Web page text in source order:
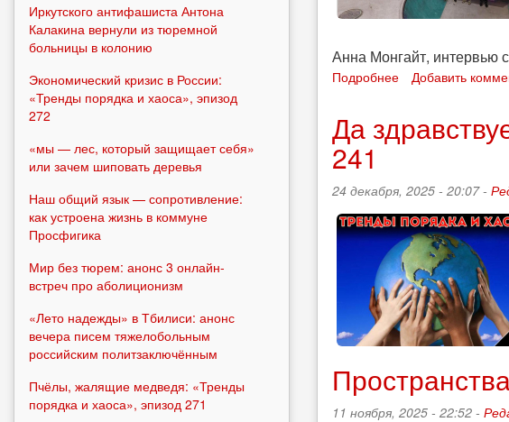
Анна Монгайт,
Подробнее
в
Европе:
Петров-
старший
о
презентациях
своей
книги
о
сыне
Добавить
Да
241
24 декабря, 2025 - 20:07 -
11 ноября, 2025 - 22:52 -
Иркутского антифашиста Антона
Калакина вернули из тюремной
больницы в колонию
Экономический кризис в России:
«Тренды порядка и хаоса», эпизод
272
«мы — лес, который защищает себя»
или зачем шиповать деревья
Наш общий язык — сопротивление:
как устроена жизнь в коммуне
Просфигика
Мир без тюрем: анонс 3 онлайн-
встреч про аболиционизм
«Лето надежды» в Тбилиси: анонс
вечера писем тяжелобольным
российским политзаключённым
Пчёлы, жалящие медведя: «Тренды
порядка и хаоса», эпизод 271